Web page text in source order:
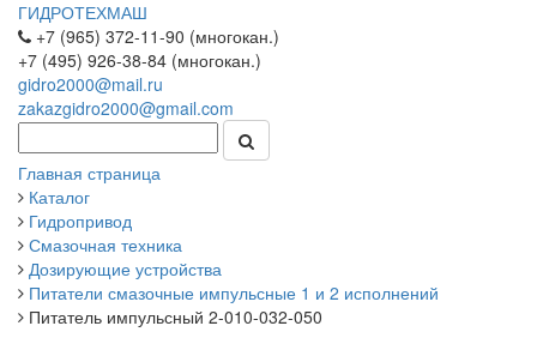
ГИДРОТЕХМАШ
+7 (965) 372-11-90 (многокан.)
+7 (495) 926-38-84 (многокан.)
gidro2000@mail.ru
zakazgidro2000@gmail.com
Главная страница
Каталог
Гидропривод
Смазочная техника
Дозирующие устройства
Питатели смазочные импульсные 1 и 2 исполнений
Питатель импульсный 2-010-032-050